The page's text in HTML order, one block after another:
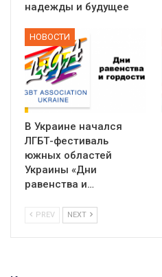
надежды и будущее
НОВОСТИ
В Украине начался
ЛГБТ-фестиваль
южных областей
Украины «Дни
равенства и…
PREV NEXT